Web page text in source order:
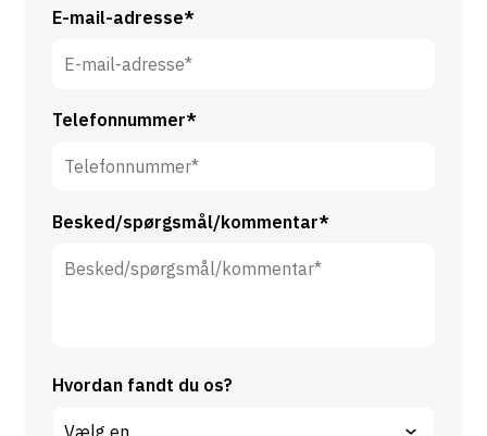
*n
*
E-mail-adresse*
Telefonnummer*
Besked/spørgsmål/kommentar*
Hvordan fandt du os?